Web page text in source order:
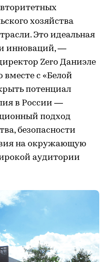
хозяйства
Это идеальная
инноваций, —
Zero Даниэле
вместе с «Белой
потенциал
в России —
подход
безопасности
на окружающую
аудитории